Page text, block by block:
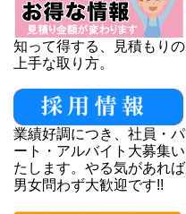
知って得する、見積もりの
上手な取り方。
業績好調につき、社員・パ
ート・アルバイト大募集い
たします。やる気があれば
男女問わず大歓迎です!!